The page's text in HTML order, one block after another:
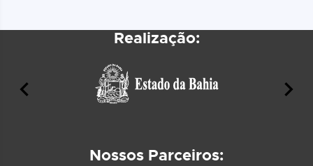
Realização:
Nossos Parceiros: